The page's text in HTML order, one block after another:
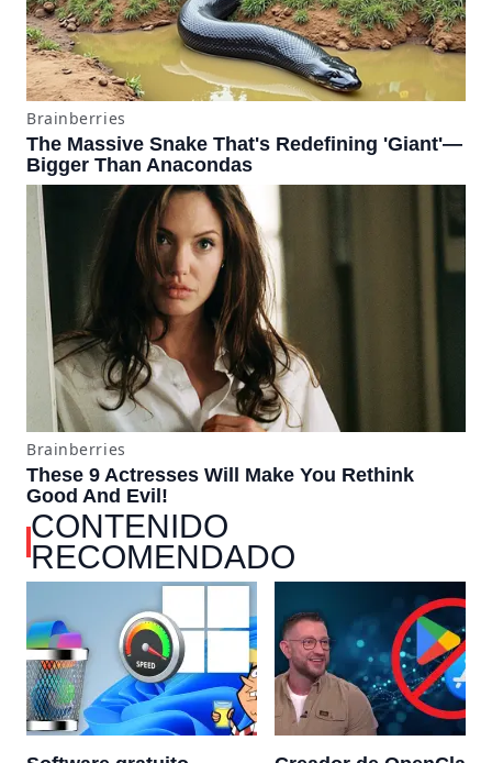
CONTENIDO
RECOMENDADO